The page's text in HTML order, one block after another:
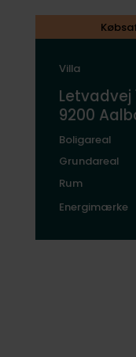
Villa
Letvadvej
9200
Boligareal
Grundareal
Rum
Energimærke